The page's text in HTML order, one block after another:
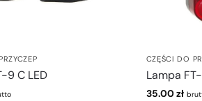
9 C LED
CZĘŚCI DO
Lampa
35.00zł